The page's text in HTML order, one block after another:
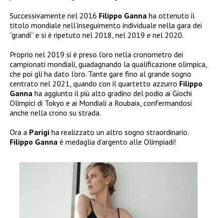
Successivamente nel 2016 Filippo Ganna ha ottenuto il
titolo mondiale nell’inseguimento individuale nella gara dei
“grandi” e si è ripetuto nel 2018, nel 2019 e nel 2020.
Proprio nel 2019 si è preso l’oro nella cronometro dei
campionati mondiali, guadagnando la qualificazione olimpica,
che poi gli ha dato l’oro. Tante gare fino al grande sogno
centrato nel 2021, quando con il quartetto azzurro Filippo
Ganna ha aggiunto il più alto gradino del podio ai Giochi
Olimpici di Tokyo e ai Mondiali a Roubaix, confermandosi
anche nella crono su strada.
Ora a Parigi ha realizzato un altro sogno straordinario.
Filippo Ganna è medaglia d’argento alle Olimpiadi!